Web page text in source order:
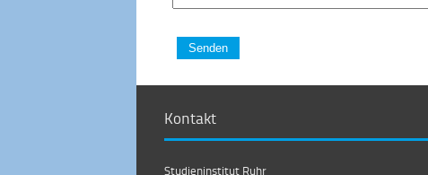
Senden
Kontakt
Studieninstitut Ruhr